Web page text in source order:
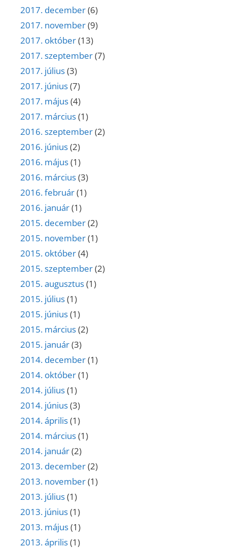
2017. december(6)
2017. november(9)
2017. október(13)
2017. szeptember(7)
2017. július(3)
2017. június(7)
2017. május(4)
2017. március(1)
2016. szeptember(2)
2016. június(2)
2016. május(1)
2016. március(3)
2016. február(1)
2016. január(1)
2015. december(2)
2015. november(1)
2015. október(4)
2015. szeptember(2)
2015. augusztus(1)
2015. július(1)
2015. június(1)
2015. március(2)
2015. január(3)
2014. december(1)
2014. október(1)
2014. július(1)
2014. június(3)
2014. április(1)
2014. március(1)
2014. január(2)
2013. december(2)
2013. november(1)
2013. július(1)
2013. június(1)
2013. május(1)
2013. április(1)